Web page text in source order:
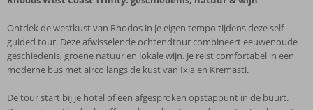
Ontdek de westkust van Rhodos in je eigen tempo tijdens deze self-
guided tour. Deze afwisselende ochtendtour combineert eeuwenoude
geschiedenis, groene natuur en lokale wijn. Je reist comfortabel in een
moderne bus met airco langs de kust van Ixia en Kremasti.
De tour start bij je hotel of een afgesproken opstappunt in de buurt.